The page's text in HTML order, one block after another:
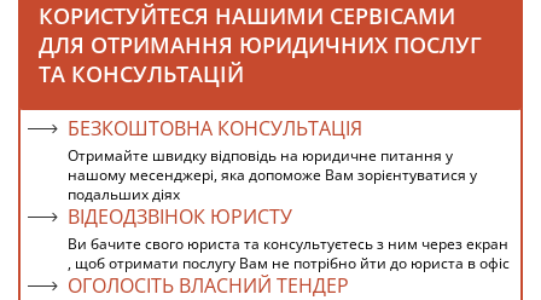
КОРИСТУЙТЕСЯ НАШИМИ СЕРВІСАМИ
ДЛЯ ОТРИМАННЯ ЮРИДИЧНИХ ПОСЛУГ
ТА КОНСУЛЬТАЦІЙ
БЕЗКОШТОВНА КОНСУЛЬТАЦІЯ
Отримайте швидку відповідь на юридичне питання у
нашому месенджері, яка допоможе Вам зорієнтуватися у
подальших діях
ВІДЕОДЗВІНОК ЮРИСТУ
Ви бачите свого юриста та консультуєтесь з ним через екран
, щоб отримати послугу Вам не потрібно йти до юриста в офіс
ОГОЛОСІТЬ ВЛАСНИЙ ТЕНДЕР